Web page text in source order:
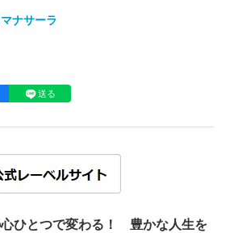
ナサーラ
送る
心ひとつで変わる！ 豊かな人生を